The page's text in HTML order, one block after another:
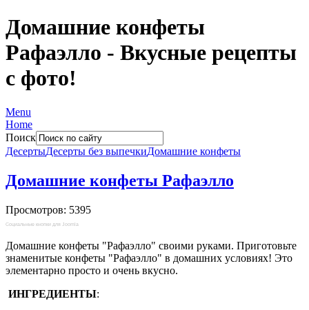
Домашние конфеты
Рафаэлло - Вкусные рецепты
с фото!
Menu
Home
Поиск
ДесертыДесерты без выпечкиДомашние конфеты
Домашние конфеты Рафаэлло
Просмотров: 5395
Социальные кнопки для Joomla
Домашние конфеты "Рафаэлло" своими руками. Приготовьте
знаменитые конфеты "Рафаэлло" в домашних условиях! Это
элементарно просто и очень вкусно.
ИНГРЕДИЕНТЫ: